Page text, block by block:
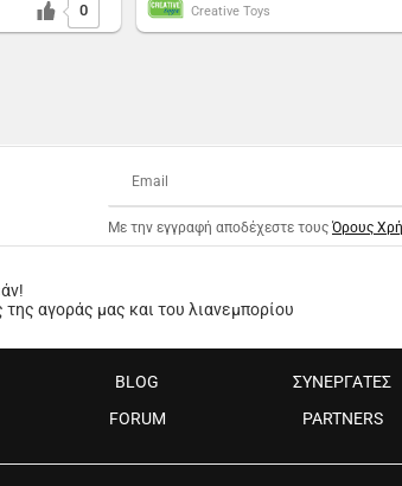
0 Creative Toys
Με την εγγραφή αποδέχεστε τους Όρους
αγοράς μας και του λιανεμπορίου
BLOG
ΣΥΝΕΡΓΑΤΕΣ
FORUM PARTNERS